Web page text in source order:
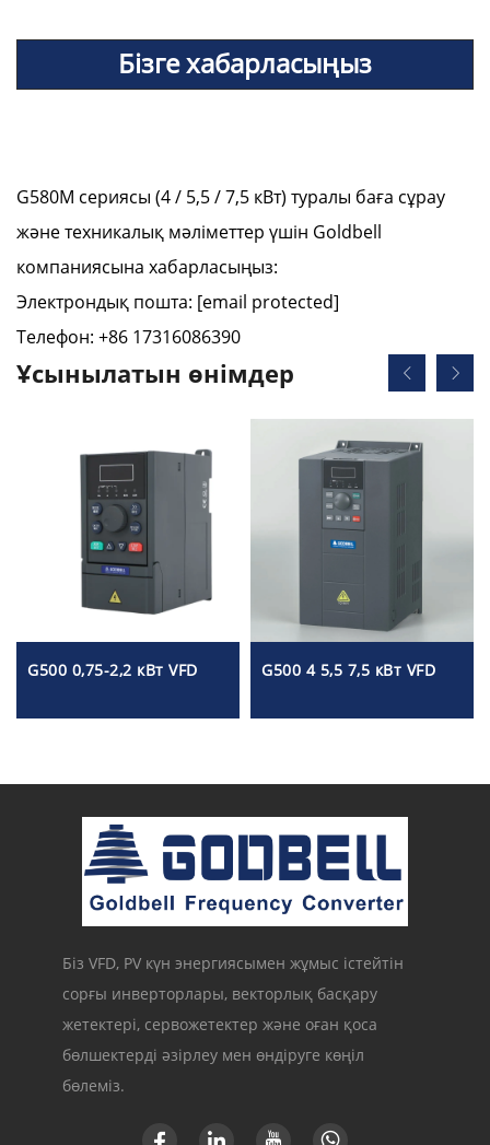
Бізге хабарласыңыз
G580M сериясы (4 / 5,5 / 7,5 кВт) туралы баға сұрау
және техникалық мәліметтер үшін Goldbell
компаниясына хабарласыңыз:
Электрондық пошта: [email protected]
Телефон: +86 17316086390
Ұсынылатын өнімдер
G500 0,75-2,2 кВт VFD G500 4 5,5 7,5 кВт VFD
Біз VFD, PV күн энергиясымен жұмыс істейтін
сорғы инверторлары, векторлық басқару
жетектері, сервожетектер және оған қоса
бөлшектерді әзірлеу мен өндіруге көңіл
бөлеміз.